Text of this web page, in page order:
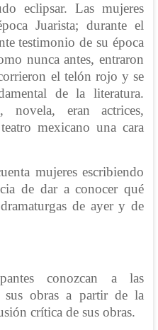
eclipsar. Las mujeres
Juarista; durante el
testimonio de su época
nunca antes, entraron
el telón rojo y se
de la literatura.
novela, eran actrices,
mexicano una cara
mujeres escribiendo
de dar a conocer qué
de ayer y de
conozcan a las
sus obras a partir de la
crítica de sus obras.